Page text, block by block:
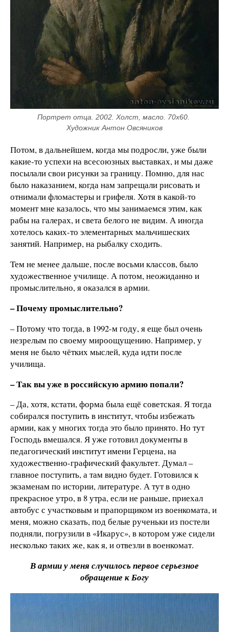
Портрет отца. 2002. Холст, масло. 70х60.
Художник Антон Овсяников
Потом, в дальнейшем, когда мы подросли, уже были
какие-то успехи на всесоюзных выставках, и мы даже
посылали свои рисунки за границу. Помню, для нас
было наказанием, когда нам запрещали рисовать и
отнимали фломастеры и грифеля. Хотя в какой-то
момент мне казалось, что мы занимаемся этим, как
рабы на галерах, и света белого не видим. А иногда
хотелось каких-то элементарных мальчишеских
занятий. Например, на рыбалку сходить.
Тем не менее дальше, после восьми классов, было
художественное училище. А потом, неожиданно и
промыслительно, я оказался в армии.
– Почему промыслительно?
– Потому что тогда, в 1992-м году, я еще был очень
незрелым по своему мироощущению. Например, у
меня не было чётких мыслей, куда идти после
училища.
– Так вы уже в российскую армию попали?
– Да, хотя, кстати, форма была ещё советская. Я тогда
собирался поступить в институт, чтобы избежать
армии, как у многих тогда это было принято. Но тут
Господь вмешался. Я уже готовил документы в
педагогический институт имени Герцена, на
художественно-графический факультет. Думал –
главное поступить, а там видно будет. Готовился к
экзаменам по истории, литературе. А тут в одно
прекрасное утро, в 8 утра, если не раньше, приехал
автобус с участковым и прапорщиком из военкомата, и
меня, можно сказать, под белые рученьки из постели
подняли, погрузили в «Икарус», в котором уже сидели
несколько таких же, как я, и отвезли в военкомат.
В армии у меня случилось первое серьезное
обращение к Богу